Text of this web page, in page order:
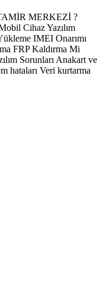
MERKEZİ ?️
Cihaz Yazılım
IMEI Onarımı
FRP Kaldırma Mi
Sorunları Anakart ve
hataları Veri kurtarma